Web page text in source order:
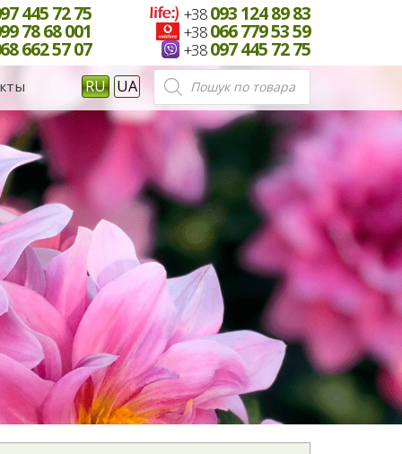
445 72 75 +38093 124 89 83
78 68 001 +38066 779 53 59
662 57 07 +38097 445 72 75
RU UA Поиск
товаров